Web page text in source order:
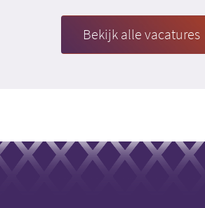
Bekijk alle vacatures